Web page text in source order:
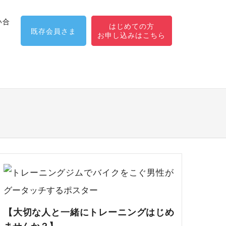
既存会員さま
はじめての方
【大切な人と一緒にトレーニングはじめ